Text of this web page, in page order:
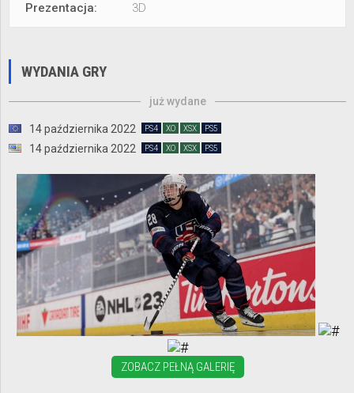
Prezentacja: 3D
WYDANIA GRY
już wydane
14 października 2022 PS4 XO XSX PS5
14 października 2022 PS4 XO XSX PS5
ZOBACZ PEŁNĄ GALERIĘ